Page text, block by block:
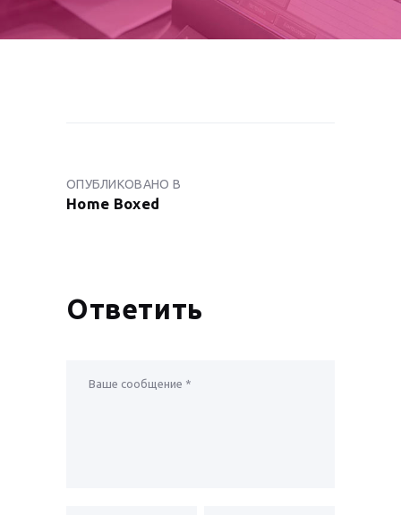
ПО
ЗАПИСЯМ
ОПУБЛИКОВАНО В
Home Boxed
Ответить